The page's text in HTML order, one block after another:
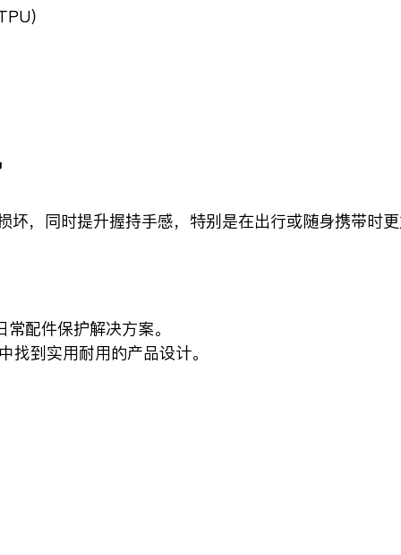
）
坏，同时提升握持手感，特别是在出行或随身携带时
配件保护解决方案。
找到实用耐用的产品设计。